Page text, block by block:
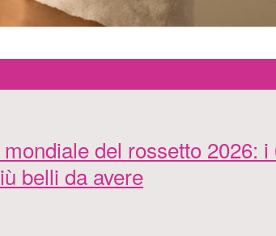
del rossetto 2026: i
belli da avere